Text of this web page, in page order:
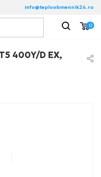
info@teploobmennik24.ru
0
400Y/D EX,